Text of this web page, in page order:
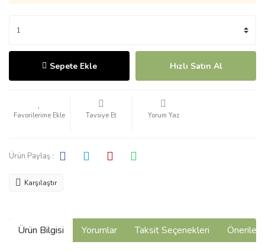
Sepete Ekle Hızlı Satın Al
Tavsiye Et Yorum Yaz
Ürün Paylaş :
Karşılaştır
Ürün Bilgisi Yorumlar Taksit Seçenekleri